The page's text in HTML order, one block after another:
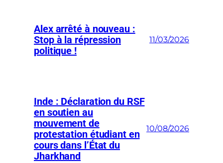
Alex arrêté à nouveau :
Stop à la répression
politique !
11/03/2026
Inde : Déclaration du RSF
en soutien au
mouvement de
protestation étudiant en
cours dans l’État du
Jharkhand
10/08/2026